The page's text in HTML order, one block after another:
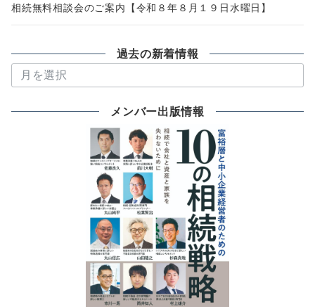
相続無料相談会のご案内【令和８年８月１９日水曜日】
過去の新着情報
去
メンバー出版情報